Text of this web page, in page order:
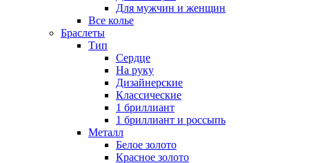
Для мужчин и женщин
Все колье
Браслеты
Тип
Сердце
На руку
Дизайнерские
Классические
1 бриллиант
1 бриллиант и россыпь
Металл
Белое золото
Красное золото